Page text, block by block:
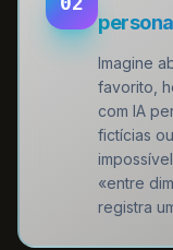
Imagine
favorito,
com IA
fictícias
«entre
registra